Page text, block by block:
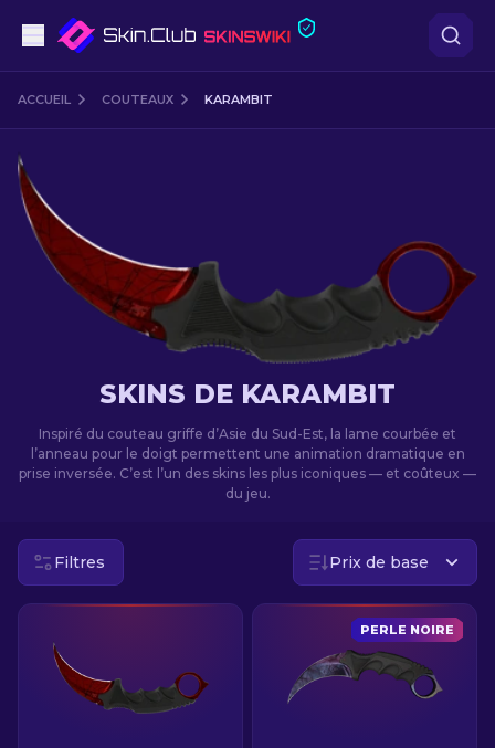
Pistolets
Fusils de Précision
Couteaux
Caisses
Autre
FR
ACCUEIL COUTEAUX KARAMBIT
SKINS DE KARAMBIT
Inspiré du couteau griffe d’Asie du Sud-Est, la lame courbée et
l’anneau pour le doigt permettent une animation dramatique en
prise inversée. C’est l’un des skins les plus iconiques — et coûteux —
du jeu.
Filtres Prix de base
PERLE NOIRE